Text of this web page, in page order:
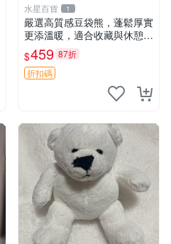
水星百貨 1
嚴選高質感豆袋熊，蓬鬆厚實
更添溫暖，適合收藏與休憩。
前胸填充飽滿，背部亦具優雅
設計。 豆袋熊 保暖 溫柔 蓬
松
$459 87折
折扣碼